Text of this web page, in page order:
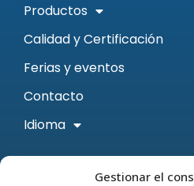
Gestionar el
Productos
Calidad y Certificación
Ferias y eventos
Contacto
Idioma